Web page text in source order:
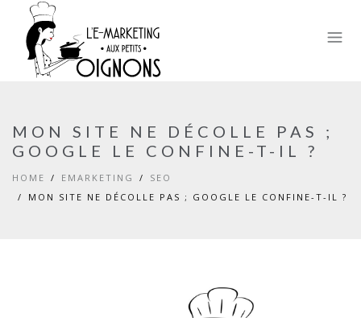
MON SITE NE DÉCOLLE PAS ;
GOOGLE LE CONFINE-T-IL ?
HOME EMARKETING
SEO
MON SITE NE DÉCOLLE PAS ; GOOGLE LE CONFINE-T-IL ?